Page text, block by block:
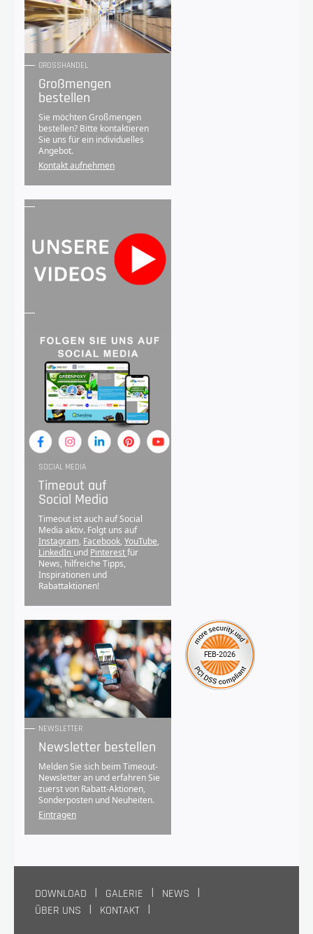
GROSSHANDEL
Großmengen
bestellen
Sie möchten Großmengen
bestellen? Bitte kontaktieren
Sie uns für ein individuelles
Angebot.
Kontakt aufnehmen
SOCIAL MEDIA
Timeout auf
Social Media
Timeout ist auch auf Social
Media aktiv. Folgt uns auf
Instagram, Facebook, YouTube,
LinkedIn und Pinterestfür
News, hilfreiche Tipps,
Inspirationen und
Rabattaktionen!
NEWSLETTER
Newsletter bestellen
Melden Sie sich beim Timeout-
Newsletter an und erfahren Sie
zuerst von Rabatt-Aktionen,
Sonderposten und Neuheiten.
Eintragen
DOWNLOAD GALERIE
NEWS
ÜBER UNS
KONTAKT